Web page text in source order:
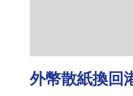
外幣散紙換回